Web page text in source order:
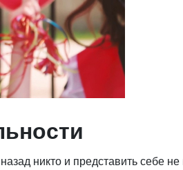
никто и представить себе не